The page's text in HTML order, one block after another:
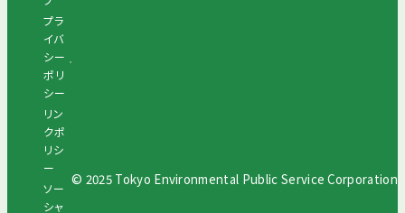
プラ
イバ
シー
ポリ
シー
リン
クポ
リシ
ー
ソー
シャ
© 2025 Tokyo Environmental Public Service Corporation